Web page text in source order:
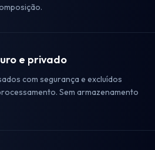
e privado
com segurança e excluídos
Sem armazenamento